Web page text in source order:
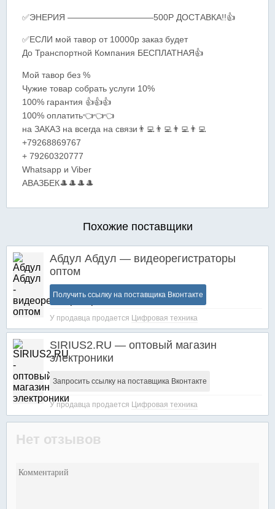
✅ЭНЕРИЯ ——————————500Р ДОСТАВКА!!👍
✅ЕСЛИ мой тавор от 10000р заказ будет
До Транспортной Компания БЕСПЛАТНАЯ👍
Мой тавор без %
Чужие товар собрать услуги 10%
100% гарантия 👍👍👍
100% оплатить👈👈👈
на ЗАКАЗ на всегда на связи👨‍💻️👨‍💻️👨‍💻️👨‍💻️
+79268869767
+ 79260320777
Whatsapp и Viber
АВАЗБЕК🎩🎩🎩🎩
Похожие поставщики
Абдул Абдул — видеорегистраторы
оптом
Получить ссылку на поставщика Вконтакте
У продавца продается Цифровая техника
SIRIUS2.RU — оптовый магазин
электроники
Запросить ссылку на поставщика Вконтакте
У продавца продается Цифровая техника
Нет отзывов